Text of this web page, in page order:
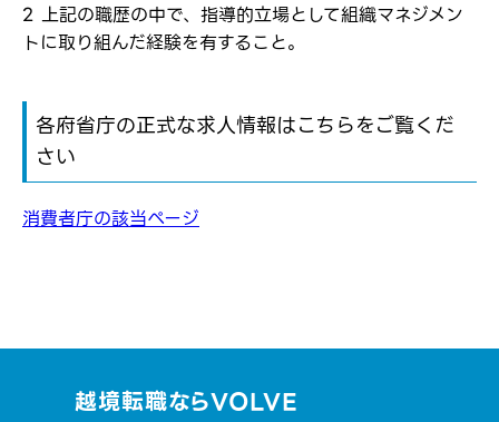
2 上記の職歴の中で、指導的立場として組織マネジメン
トに取り組んだ経験を有すること。
各府省庁の正式な求人情報はこちらをご覧くだ
さい
消費者庁の該当ページ
越境転職ならVOLVE